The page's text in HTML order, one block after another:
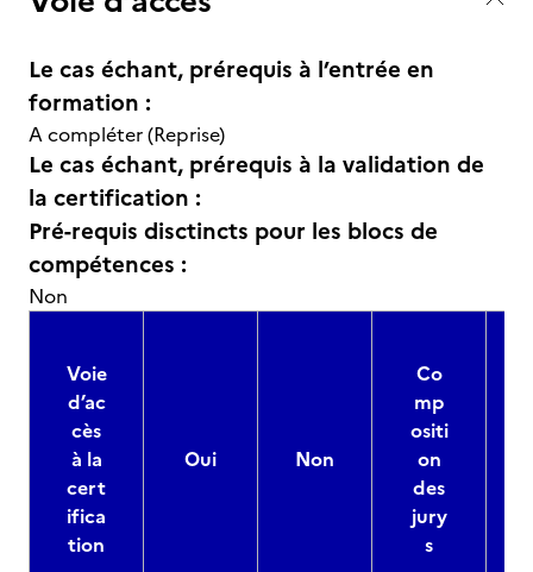
Le cas échant, prérequis à l’entrée en
formation :
A compléter (Reprise)
Le cas échant, prérequis à la validation de
la certification :
Pré-requis disctincts pour les blocs de
compétences :
Non
Voie
d’ac
cès
à la
cert
ifica
tion
Oui Non
Co
mp
ositi
on
des
jury
s